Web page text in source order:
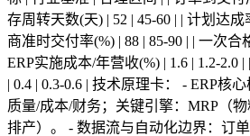
存周转天数(天) | 52 | 45-60 | | 计划达成
商准时交付率(%) | 88 | 85-90 | | 一次合
ERP实施成本/年营收(%) | 1.6 | 1.2-2.0
| 0.4 | 0.3-0.6 | 技术原理卡： - ERP核
质量/成本/财务；关键引擎：MRP（
排产）。 - 数据流与自动化边界：